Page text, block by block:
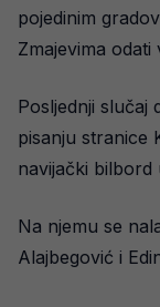
pojedinim
Zmajevima
Posljednji slučaj
pisanju stranice
navijački bilbord
Na njemu se
Alajbegović i